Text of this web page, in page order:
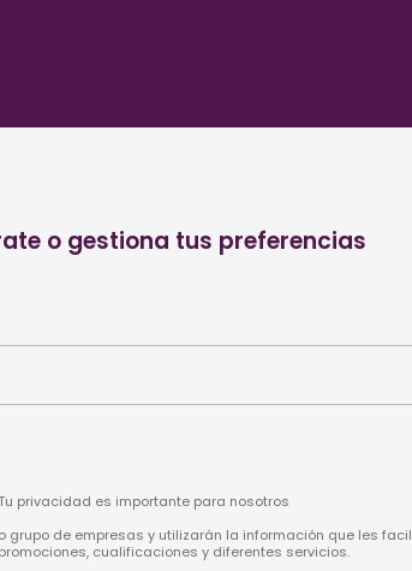
o gestiona tus preferencias
Tu privacidad es importante para nosotros
grupo de empresas y utilizarán la información que les
cualificaciones y diferentes servicios.